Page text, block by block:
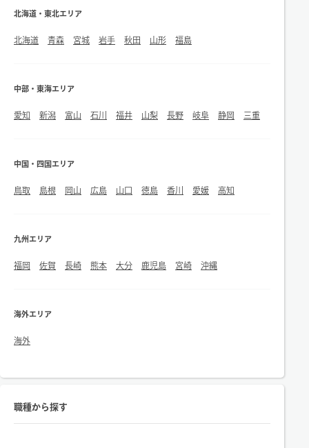
北海道・東北エリア
北海道 青森 宮城 岩手 秋田 山形 福島
中部・東海エリア
愛知 新潟 富山 石川 福井 山梨 長野 岐阜 静岡 三重
中国・四国エリア
鳥取 島根 岡山 広島 山口 徳島 香川 愛媛 高知
九州エリア
福岡 佐賀 長崎 熊本 大分 鹿児島 宮崎 沖縄
海外エリア
海外
職種から探す